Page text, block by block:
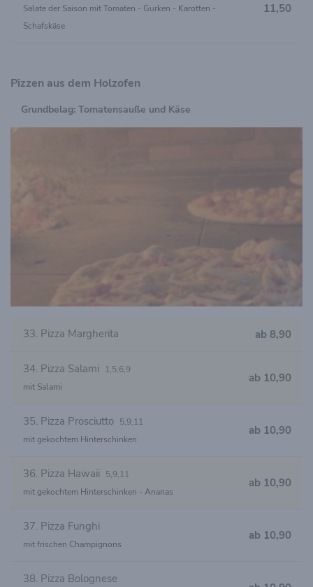
Salate der Saison mit Tomaten - Gurken - Karotten -
Schafskäse
11,50
Pizzen aus dem Holzofen
Grundbelag: Tomatensauße und Käse
33. Pizza Margherita ab 8,90
34. Pizza Salami
1,5,6,9
mit Salami
ab 10,90
35. Pizza Prosciutto 5,9,11
mit gekochtem Hinterschinken
ab 10,90
36. Pizza Hawaii 5,9,11
mit gekochtem Hinterschinken - Ananas
ab 10,90
37. Pizza Funghi
mit frischen Champignons
ab 10,90
38. Pizza Bolognese